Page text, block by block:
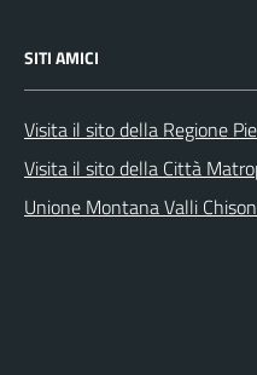
SITI AMICI
Visita il sito della Regione
Visita il sito della Città
Unione Montana Valli